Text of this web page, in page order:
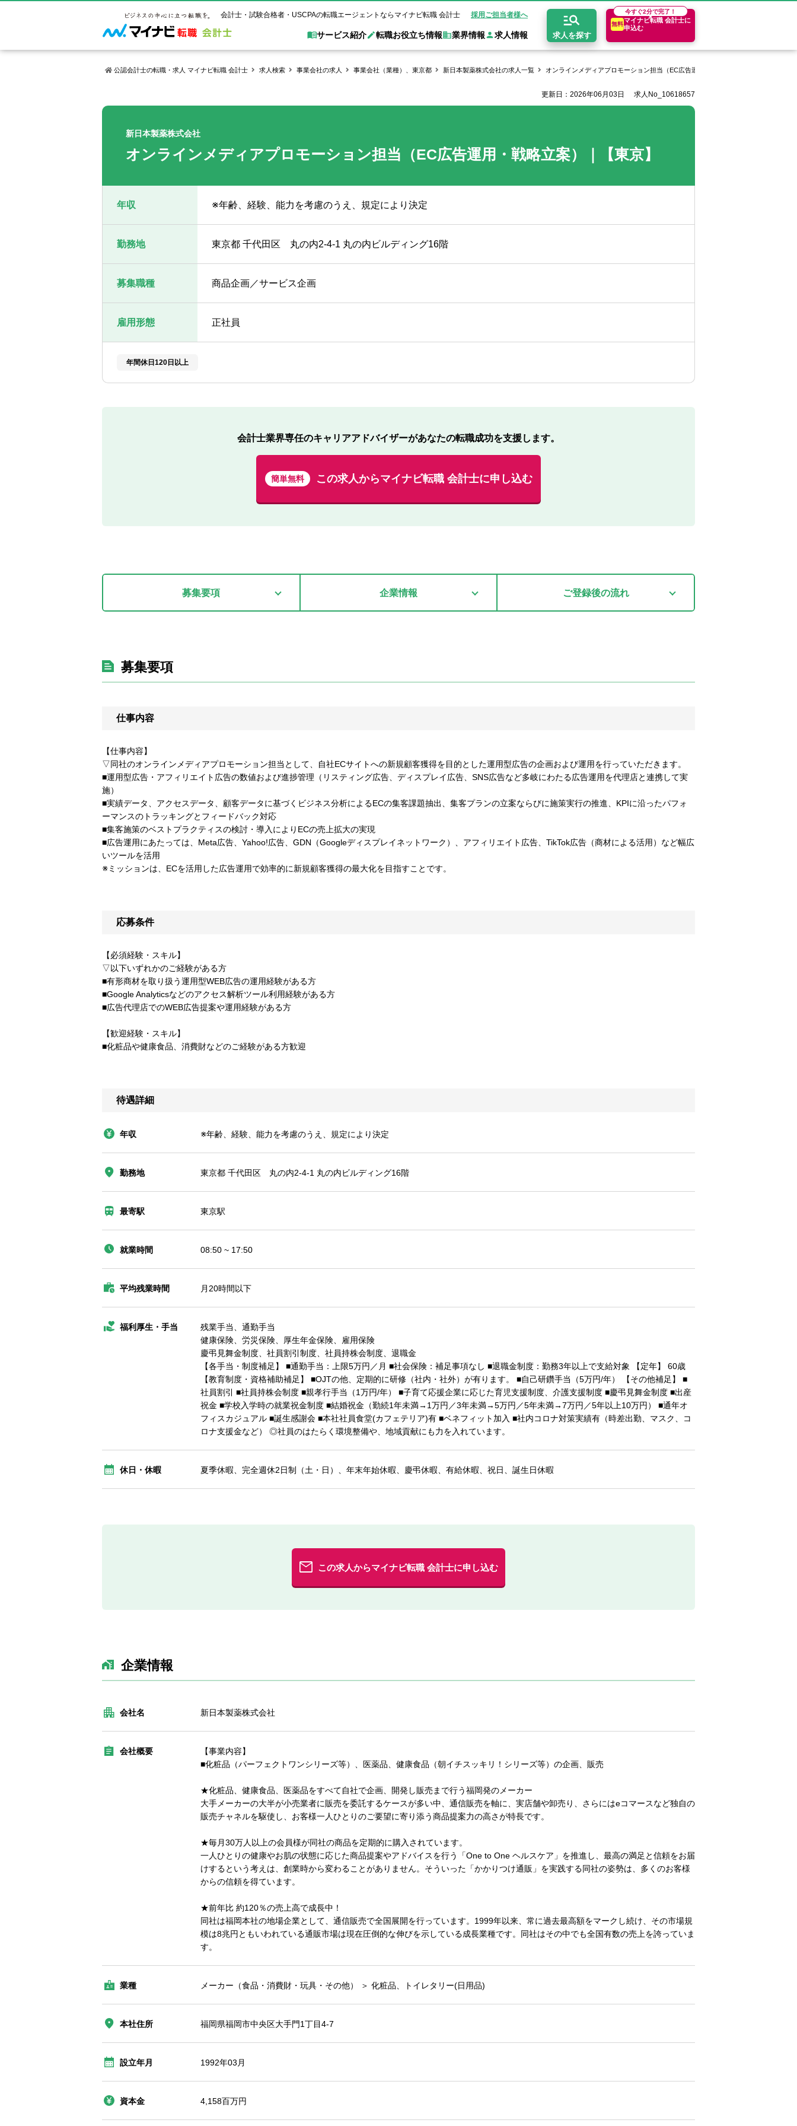
会計士・試験合格者・USCPAの転職エージェントならマイナビ転職 会計士 採用ご担当者様へ
求人を探す
今すぐ2分で完了！
無料
マイナビ転職 会計士に
申込む
サービス紹介
サービス紹介
ご利用の流れ 転職成功事例
非公開求人とは？
転職お役立ち情報
転職お役立ち情報
はじめての転職の方へ USCPAの転職
転職活動お役立ちコンテンツ
会計士・試験合格者の転職Q&A キャリア診断
業界情報
業界情報
試験科目一覧 会計士が活躍できる転職先 会計事務所・税理士法人
求人情報
公認会計士試験合格
会計事務所・税理士法人
ム
事業会社
エリア別求人情報
関西
公認会計士の転職・求人 マイナビ転職 会計士 求人検索 事業会社の求人 事業会社（業種）、東京都 新日本製薬株式会社の求人一覧 オンラインメディアプロモーション担当（EC広告運用・戦略立案）｜【東京】
更新日：2026年06月03日 求人No_10618657
新日本製薬株式会社
オンラインメディアプロモーション担当（EC広告運用・戦略立案）｜【東京】
年収 ※年齢、経験、能力を考慮のうえ、規定により決定
勤務地 東京都 千代田区 丸の内2-4-1 丸の内ビルディング16階
募集職種 商品企画／サービス企画
雇用形態 正社員
年間休日120日以上
会計士業界専任のキャリアアドバイザーがあなたの転職成功を支援します。
簡単無料 この求人からマイナビ転職 会計士に申し込む
募集要項 企業情報 ご登録後の流れ
募集要項
仕事内容
【仕事内容】
▽同社のオンラインメディアプロモーション担当として、自社ECサイトへの新規顧客獲得を目的とした運用型広告の企画および運用を行っていただきます。
■運用型広告・アフィリエイト広告の数値および進捗管理（リスティング広告、ディスプレイ広告、SNS広告など多岐にわたる広告運用を代理店と連携して実
施）
■実績データ、アクセスデータ、顧客データに基づくビジネス分析によるECの集客課題抽出、集客プランの立案ならびに施策実行の推進、KPIに沿ったパフォ
ーマンスのトラッキングとフィードバック対応
■集客施策のベストプラクティスの検討・導入によりECの売上拡大の実現
■広告運用にあたっては、Meta広告、Yahoo!広告、GDN（Googleディスプレイネットワーク）、アフィリエイト広告、TikTok広告（商材による活用）など幅広
いツールを活用
※ミッションは、ECを活用した広告運用で効率的に新規顧客獲得の最大化を目指すことです。
応募条件
【必須経験・スキル】
▽以下いずれかのご経験がある方
■有形商材を取り扱う運用型WEB広告の運用経験がある方
■Google Analyticsなどのアクセス解析ツール利用経験がある方
■広告代理店でのWEB広告提案や運用経験がある方
【歓迎経験・スキル】
■化粧品や健康食品、消費財などのご経験がある方歓迎
待遇詳細
年収 ※年齢、経験、能力を考慮のうえ、規定により決定
勤務地 東京都 千代田区 丸の内2-4-1 丸の内ビルディング16階
最寄駅 東京駅
就業時間 08:50 ~ 17:50
平均残業時間 月20時間以下
福利厚生・手当
残業手当、通勤手当
健康保険、労災保険、厚生年金保険、雇用保険
慶弔見舞金制度、社員割引制度、社員持株会制度、退職金
【各手当・制度補足】 ■通勤手当：上限5万円／月 ■社会保険：補足事項なし ■退職金制度：勤務3年以上で支給対象 【定年】 60歳
【教育制度・資格補助補足】 ■OJTの他、定期的に研修（社内・社外）が有ります。 ■自己研鑽手当（5万円/年） 【その他補足】 ■
社員割引 ■社員持株会制度 ■親孝行手当（1万円/年） ■子育て応援企業に応じた育児支援制度、介護支援制度 ■慶弔見舞金制度 ■出産
祝金 ■学校入学時の就業祝金制度 ■結婚祝金（勤続1年未満→1万円／3年未満→5万円／5年未満→7万円／5年以上10万円） ■通年オ
フィスカジュアル ■誕生感謝会 ■本社社員食堂(カフェテリア)有 ■ベネフィット加入 ■社内コロナ対策実績有（時差出勤、マスク、コ
ロナ支援金など） ◎社員のはたらく環境整備や、地域貢献にも力を入れています。
休日・休暇 夏季休暇、完全週休2日制（土・日）、年末年始休暇、慶弔休暇、有給休暇、祝日、誕生日休暇
この求人からマイナビ転職 会計士に申し込む
企業情報
会社名 新日本製薬株式会社
会社概要
【事業内容】
■化粧品（パーフェクトワンシリーズ等）、医薬品、健康食品（朝イチスッキリ！シリーズ等）の企画、販売
★化粧品、健康食品、医薬品をすべて自社で企画、開発し販売まで行う福岡発のメーカー
大手メーカーの大半が小売業者に販売を委託するケースが多い中、通信販売を軸に、実店舗や卸売り、さらにはeコマースなど独自の
販売チャネルを駆使し、お客様一人ひとりのご要望に寄り添う商品提案力の高さが特長です。
★毎月30万人以上の会員様が同社の商品を定期的に購入されています。
一人ひとりの健康やお肌の状態に応じた商品提案やアドバイスを行う「One to One ヘルスケア」を推進し、最高の満足と信頼をお届
けするという考えは、創業時から変わることがありません。そういった「かかりつけ通販」を実践する同社の姿勢は、多くのお客様
からの信頼を得ています。
★前年比 約120％の売上高で成長中！
同社は福岡本社の地場企業として、通信販売で全国展開を行っています。1999年以来、常に過去最高額をマークし続け、その市場規
模は8兆円ともいわれている通販市場は現在圧倒的な伸びを示している成長業種です。同社はその中でも全国有数の売上を誇っていま
す。
業種 メーカー（食品・消費財・玩具・その他） ＞ 化粧品、トイレタリー(日用品)
本社住所 福岡県福岡市中央区大手門1丁目4-7
設立年月 1992年03月
資本金 4,158百万円